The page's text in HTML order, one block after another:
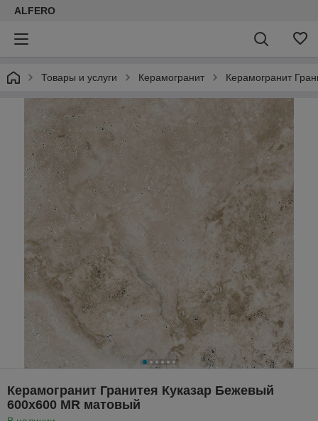
ALFERO
Товары и услуги Керамогранит Керамогранит
Керамогранит Гранитея Куказар Бежевый
600х600 MR матовый